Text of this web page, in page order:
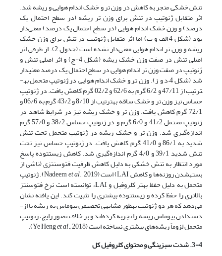
تنش خشکی منجر به کاهش در وزن تر و خشک اندام هوایی و ریشه شد.
اثر متقابل ژنوتیپ در تنش برای وزن تر ریشه (در سطح احتمال یک
درصد) و وزن خشک اندام هوایی (در سطح احتمال یک درصد) معنی‌دار
بود (شکل 4–الف و ب) اما اثر متقابل ژنوتیپ در تنش برای وزن خشک
ریشه و وزن تر اندام هوایی معنی‌دار نشده است (جدول 2). از طرفی اثر
اصلی تنش در صفت وزن خشک ریشه (شکل 4-ج) و اثر اصلی تنش و
ژنوتیپ در صفت وزن تر اندام هوایی در سطح احتمال یک درصد معنی­دار
شد (شکل 4–د و ز). وزن تر و خشک اندام هوایی در ژنوتیپ متحمل به­
ترتیب از 47/11 و 6/2 گرم به 62/6 و 02/2 گرم کاهش یافت. در ژنوتیپ
حساس نیز وزن تر و خشک ساقه به­ترتیب از 8/10 و 43/2 گرم به 06/6 و
72/1 گرم کاهش یافت. وزن تر و خشک ریشه نیز در شرایط شاهد در
ژنوتیپ محتمل 41/2 و 6/0 گرم و در ژنوتیپ حساس 38/2 و 57/0 گرم
اندازه‌گیری شد. وزن تر و خشک ریشه در ژنوتیپ متحمل تحت تنش
شدید به 86/1 و 41/0 گرم کاهش یافت. در ژنوتیپ حساس نیز تحت
تنش شدید 39/1 و 4/0 گرم اندازه‌گیری شد. کاهش زیست­توده پاسخ
مورد انتظار به تنش خشکی به دلیل کاهش ظرفیت فتوسنتزی (ناشی از
بسته­شدن روزنه‌ها و کاهش LAI) است (Nadeem et al ., 2019). ژنوتیپ
متحمل به دلیل حفظ بهتر کلروفیل و LAI، توانسته است نرخ فتوسنتز
بالاتری را حفظ کرده و زیست­توده بیشتری را تثبیت کند. این یافته نشان
می‌دهد که هر دو ژنوتیپ به­طور مشابهی تخصیص بیوماس به ریشه یا از­
دست­دادن بیوماس ریشه را تجربه کرده‌اند و بر خلاف تصور رایج، ژنوتیپ
متحمل لزوماً ریشه‌های بیشتری نساخته است (Ye Heng et al., 2018).
3-4. شدت سبزینگی و محتوای کلروفیل کل